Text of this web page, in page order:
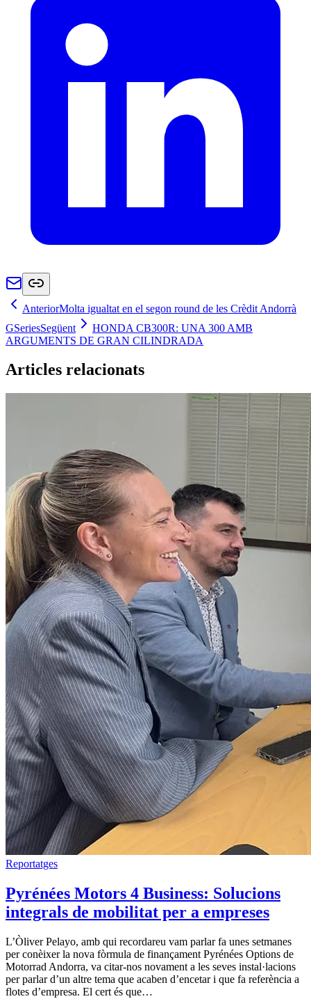
AnteriorMolta igualtat en el segon round de les Crèdit Andorrà
GSeriesSegüent
HONDA CB300R: UNA 300 AMB
ARGUMENTS DE GRAN CILINDRADA
Articles relacionats
Reportatges
Pyrénées Motors 4 Business: Solucions
integrals de mobilitat per a empreses
L’Òliver Pelayo, amb qui recordareu vam parlar fa unes setmanes
per conèixer la nova fòrmula de finançament Pyrénées Options de
Motorrad Andorra, va citar-nos novament a les seves instal·lacions
per parlar d’un altre tema que acaben d’encetar i que fa referència a
flotes d’empresa. El cert és que…